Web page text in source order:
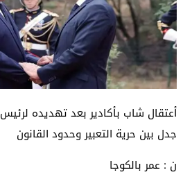
أعتقال شاب بأكادير بعد تهديده
جدل بين حرية التعبير وحدود القانون
ن : عمر بالكوجا